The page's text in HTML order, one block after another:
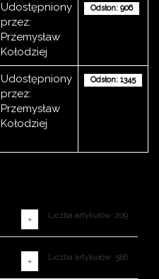
Udostępniony
przez:
Przemysław
Kołodziej
Odsłon: 906
Udostępniony
przez:
Przemysław
Kołodziej
Odsłon: 1345
Liczba artykułów: 209
Liczba artykułów: 10
Liczba artykułów: 586